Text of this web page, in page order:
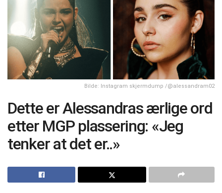
Bilde: Instagram skjermdump /@alessandram02
Dette er Alessandras ærlige ord
etter MGP plassering: «Jeg
tenker at det er..»